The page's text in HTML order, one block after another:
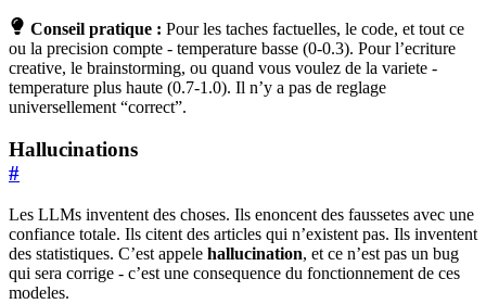
Conseil pratique : Pour les taches factuelles, le code, et tout ce
ou la precision compte - temperature basse (0-0.3). Pour l’ecriture
creative, le brainstorming, ou quand vous voulez de la variete -
temperature plus haute (0.7-1.0). Il n’y a pas de reglage
universellement “correct”.
Hallucinations
#
Les LLMs inventent des choses. Ils enoncent des faussetes avec une
confiance totale. Ils citent des articles qui n’existent pas. Ils inventent
des statistiques. C’est appele hallucination, et ce n’est pas un bug
qui sera corrige - c’est une consequence du fonctionnement de ces
modeles.